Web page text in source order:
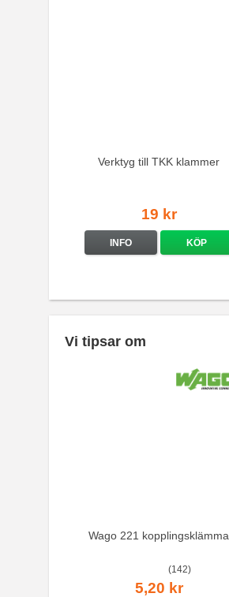
Verktyg till TKK klammer
19 kr
INFO KÖP
Vi tipsar om
Wago 221 kopplingsklämma
(142)
5,20 kr